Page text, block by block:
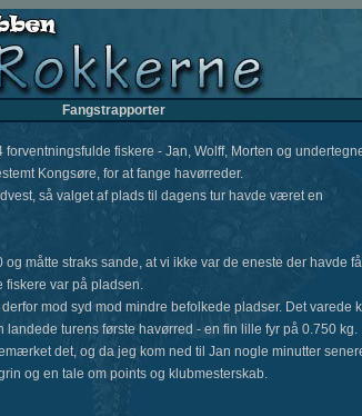
Fangstrapporter
fiskere - Jan, Wolff, Morten og
Kongsøre, for at fange havørreder.
så valget af plads til dagens tur havde været en
måtte straks sande, at vi ikke var de eneste der havde
fiskere var på pladsen.
mod syd mod mindre befolkede pladser. Det varede
landede turens første havørred - en fin lille fyr på 0.750 kg.
det, og da jeg kom ned til Jan nogle minutter
og en tale om points og klubmesterskab.